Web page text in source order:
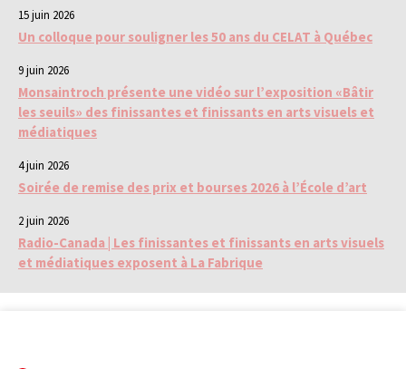
15 juin 2026
Un colloque pour souligner les 50 ans du CELAT à Québec
9 juin 2026
Monsaintroch présente une vidéo sur l’exposition «Bâtir
les seuils» des finissantes et finissants en arts visuels et
médiatiques
4 juin 2026
Soirée de remise des prix et bourses 2026 à l’École d’art
2 juin 2026
Radio-Canada | Les finissantes et finissants en arts visuels
et médiatiques exposent à La Fabrique